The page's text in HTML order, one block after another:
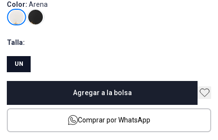
Color: Arena
Talla:
UN
Agregar a la bolsa
Comprar por WhatsApp